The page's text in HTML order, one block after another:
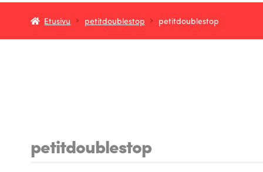
Etusivu petitdoublestop petitdoublestop
petitdoublestop